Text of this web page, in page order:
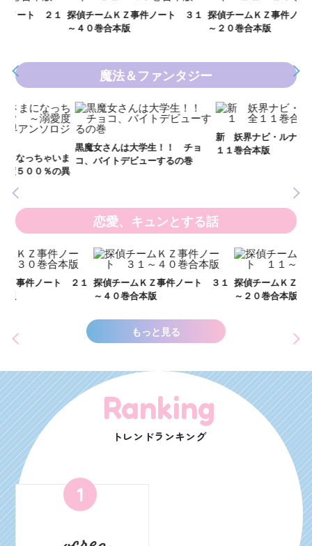
探偵チームＫＺ事件ノート ３１
～４０巻合本版
探偵チームＫＺ事件ノート １１
～２０巻合本版
魔法＆ファンタジー
黒魔女さんは大学生！！ チョ
コ、バイトデビューするの巻
新 妖界ナビ・ルナ１～１１ 全
１１巻合本版
恋愛、キュンとする話
探偵チームＫＺ事件ノート ３１
～４０巻合本版
探偵チームＫＺ事件ノート １１
～２０巻合本版
もっと見る
Ranking
トレンドランキング
1